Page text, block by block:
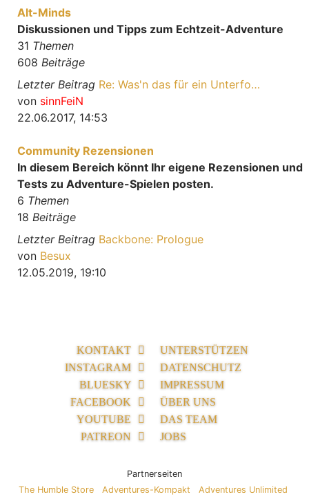
Alt-Minds
Diskussionen und Tipps zum Echtzeit-Adventure
31 Themen
608 Beiträge
Letzter Beitrag Re: Was'n das für ein Unterfo…
von sinnFeiN
22.06.2017, 14:53
Community Rezensionen
In diesem Bereich könnt Ihr eigene Rezensionen und
Tests zu Adventure-Spielen posten.
6 Themen
18 Beiträge
Letzter Beitrag Backbone: Prologue
von Besux
12.05.2019, 19:10
KONTAKT
INSTAGRAM
BLUESKY
FACEBOOK
YOUTUBE
PATREON
UNTERSTÜTZEN
DATENSCHUTZ
IMPRESSUM
ÜBER UNS
DAS TEAM
JOBS
Partnerseiten
The Humble Store
Adventures-Kompakt
Adventures Unlimited